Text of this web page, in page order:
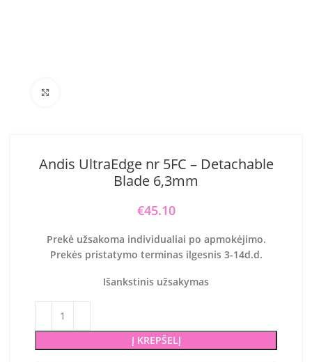
Andis UltraEdge nr 5FC – Detachable
Blade 6,3mm
€45.10
Prekė užsakoma individualiai po apmokėjimo.
Prekės pristatymo terminas ilgesnis 3-14d.d.
Išankstinis užsakymas
Į KREPŠELĮ